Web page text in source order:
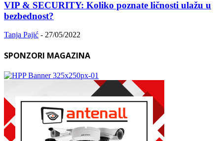
VIP & SECURITY: Koliko poznate ličnosti ulažu u
bezbednost?
Tanja Pajić - 27/05/2022
SPONZORI MAGAZINA